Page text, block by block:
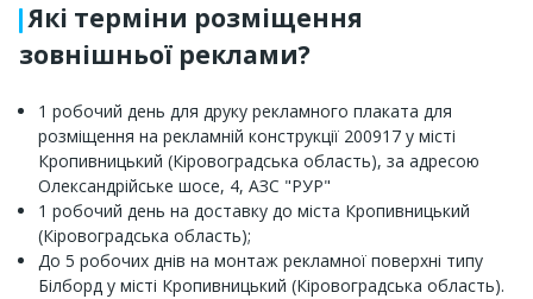
Які терміни розміщення
зовнішньої реклами?
1 робочий день для друку рекламного плаката для
розміщення на рекламній конструкції 200917 у місті
Кропивницький (Кіровоградська область), за адресою
Олександрійське шосе, 4, АЗС "РУР"
1 робочий день на доставку до міста Кропивницький
(Кіровоградська область);
До 5 робочих днів на монтаж рекламної поверхні типу
Білборд у місті Кропивницький (Кіровоградська область).